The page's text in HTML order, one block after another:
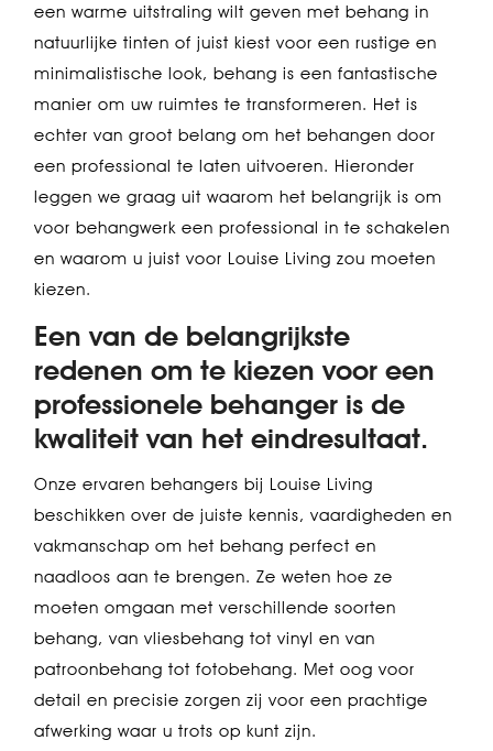
een warme uitstraling wilt geven met behang in
natuurlijke tinten of juist kiest voor een rustige en
minimalistische look, behang is een fantastische
manier om uw ruimtes te transformeren. Het is
echter van groot belang om het behangen door
een professional te laten uitvoeren. Hieronder
leggen we graag uit waarom het belangrijk is om
voor behangwerk een professional in te schakelen
en waarom u juist voor Louise Living zou moeten
kiezen.
Een van de belangrijkste
redenen om te kiezen voor een
professionele behanger is de
kwaliteit van het eindresultaat.
Onze ervaren behangers bij Louise Living
beschikken over de juiste kennis, vaardigheden en
vakmanschap om het behang perfect en
naadloos aan te brengen. Ze weten hoe ze
moeten omgaan met verschillende soorten
behang, van vliesbehang tot vinyl en van
patroonbehang tot fotobehang. Met oog voor
detail en precisie zorgen zij voor een prachtige
afwerking waar u trots op kunt zijn.